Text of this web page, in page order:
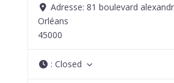
Adresse:81 boulevard
Orléans
45000
:Closed